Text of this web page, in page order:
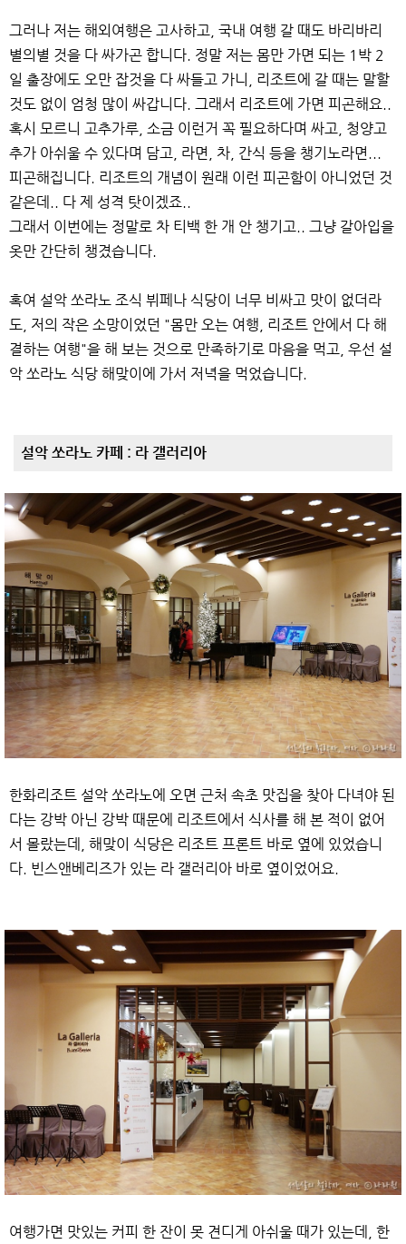
그러나 저는 해외여행은 고사하고, 국내 여행 갈 때도 바리바리
별의별 것을 다 싸가곤 합니다. 정말 저는 몸만 가면 되는 1박 2
일 출장에도 오만 잡것을 다 싸들고 가니, 리조트에 갈 때는 말할
것도 없이 엄청 많이 싸갑니다. 그래서 리조트에 가면 피곤해요..
혹시 모르니 고추가루, 소금 이런거 꼭 필요하다며 싸고, 청양고
추가 아쉬울 수 있다며 담고, 라면, 차, 간식 등을 챙기노라면...
피곤해집니다. 리조트의 개념이 원래 이런 피곤함이 아니었던 것
같은데.. 다 제 성격 탓이겠죠..
그래서 이번에는 정말로 차 티백 한 개 안 챙기고.. 그냥 갈아입을
옷만 간단히 챙겼습니다.
혹여 설악 쏘라노 조식 뷔페나 식당이 너무 비싸고 맛이 없더라
도, 저의 작은 소망이었던 "몸만 오는 여행, 리조트 안에서 다 해
결하는 여행"을 해 보는 것으로 만족하기로 마음을 먹고, 우선 설
악 쏘라노 식당 해맞이에 가서 저녁을 먹었습니다.
설악 쏘라노 카페 : 라 갤러리아
한화리조트 설악 쏘라노에 오면 근처 속초 맛집을 찾아 다녀야 된
다는 강박 아닌 강박 때문에 리조트에서 식사를 해 본 적이 없어
서 몰랐는데, 해맞이 식당은 리조트 프론트 바로 옆에 있었습니
다. 빈스앤베리즈가 있는 라 갤러리아 바로 옆이었어요.
여행가면 맛있는 커피 한 잔이 못 견디게 아쉬울 때가 있는데, 한